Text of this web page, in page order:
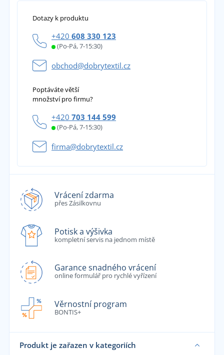
Dotazy k produktu
+420 608 330 123
(Po-Pá, 7-15:30)
obchod@dobrytextil.cz
Poptáváte větší
množství pro firmu?
+420 703 144 599
(Po-Pá, 7-15:30)
firma@dobrytextil.cz
Vrácení zdarma
přes Zásilkovnu
Potisk a výšivka
kompletní servis na jednom místě
Garance snadného vrácení
online formulář pro rychlé vyřízení
Věrnostní program
BONTIS+
Produkt je zařazen v kategoriích